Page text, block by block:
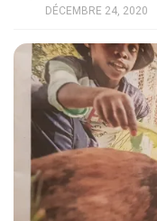
DÉCEMBRE 24, 2020